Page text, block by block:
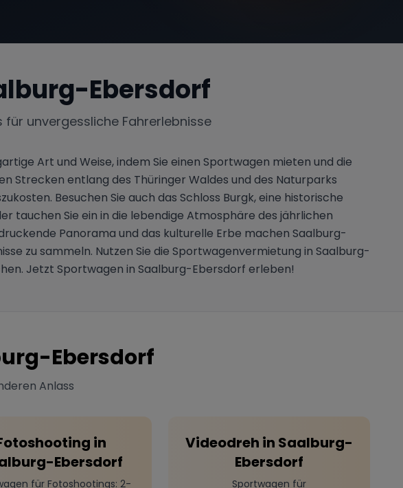
Ebersdorf
unvergessliche Fahrerlebnisse
Art und Weise, indem Sie einen Sportwagen mieten und die
Strecken entlang des Thüringer Waldes und des Naturparks
Besuchen Sie auch das Schloss Burgk, eine historische
tauchen Sie ein in die lebendige Atmosphäre des jährlichen
Panorama und das kulturelle Erbe machen Saalburg-
zu sammeln. Nutzen Sie die Sportwagenvermietung in Saalburg-
Jetzt Sportwagen in Saalburg-Ebersdorf erleben!
Ebersdorf
Anlass
in
Ebersdorf
für Fotoshootings: 2-
Videodreh in Saalburg-
Ebersdorf
Sportwagen für